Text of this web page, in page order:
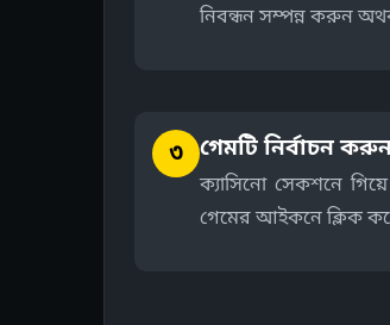
নিবন্ধন সম্পন্ন করুন
৩ গেমটি নির্বাচন
ক্যাসিনো সেকশনে
গেমের আইকনে ক্লিক